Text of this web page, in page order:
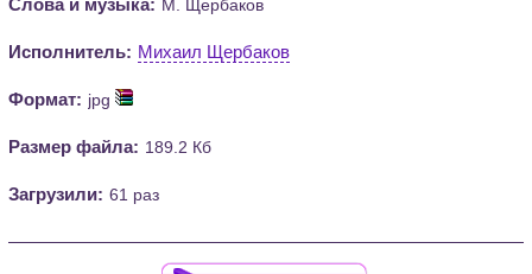
М. Щербаков
Исполнитель: Михаил Щербаков
Формат: jpg
Размер файла: 189.2 Кб
Загрузили: 61 раз